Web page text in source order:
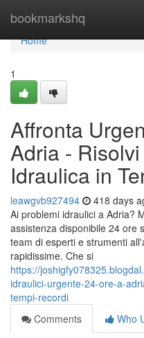
bookmarkshq
Home
Home
1
Affronta
Adria -
Idraulica in
leawgvb927494 418 days
Ai problemi idraulici a Adria?
assistenza disponibile 24 ore
team di esperti e strumenti
rapidissime. Che si
https://
idraulici-urgente-24-ore-a-
tempi-recordi
Comments
Who